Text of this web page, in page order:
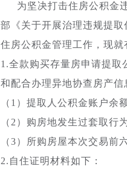
为坚决打击住房公积金违
部《关于开展治理违规提
住房公积金管理工作，现就
1.全款购买存量房申请提
和配合办理异地协查房产信
（1）提取人公积金账户余
（2）购房地发生过套取行
（3）所购房屋本次交易前
2.自住证明材料如下：